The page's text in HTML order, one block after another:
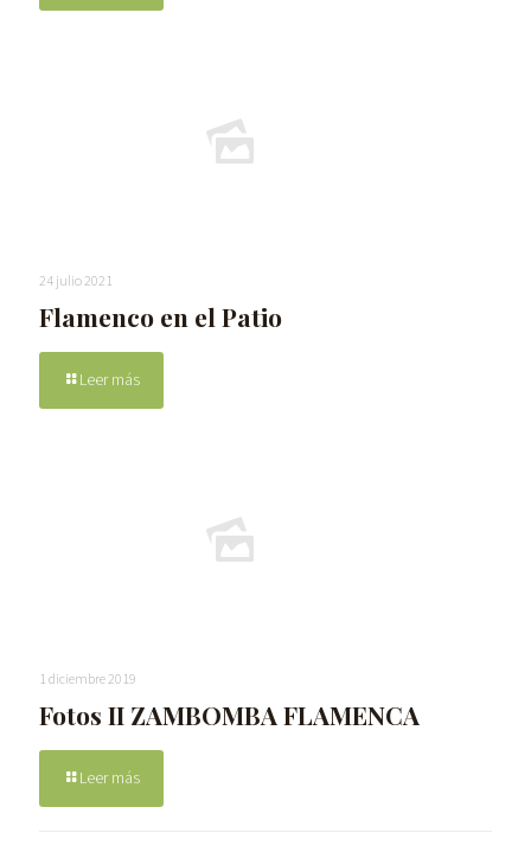
24 julio 2021
Flamenco en el Patio
Leer más
1 diciembre 2019
Fotos II ZAMBOMBA FLAMENCA
Leer más